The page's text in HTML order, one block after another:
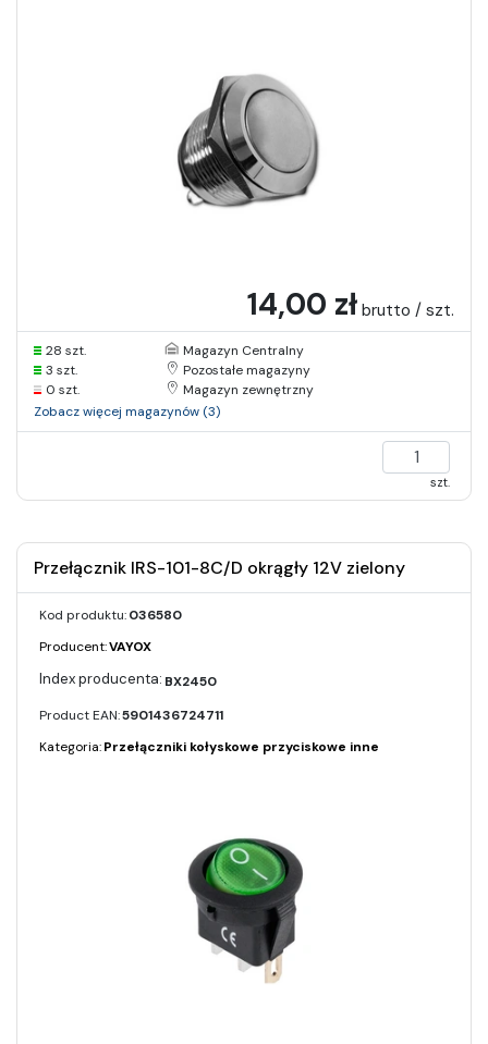
14,00 zł brutto / szt.
28 szt.
Magazyn Centralny
3 szt.
Pozostałe magazyny
0 szt.
Magazyn zewnętrzny
Zobacz więcej magazynów (3)
szt.
Przełącznik IRS-101-8C/D okrągły 12V zielony
Kod produktu:036580
Producent:VAYOX
BX2450
Product EAN:5901436724711
Kategoria:Przełączniki kołyskowe przyciskowe inne